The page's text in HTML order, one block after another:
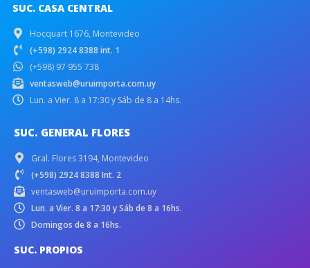
SUC. CASA CENTRAL
Hocquart 1676, Montevideo
(+598) 2924 8388 int. 1
(+598) 97 955 738
ventasweb@uruimporta.com.uy
Lun. a Vier. 8 a 17:30 y Sáb de 8 a 14hs.
SUC. GENERAL FLORES
Gral. Flores 3194, Montevideo
(+598) 2924 8388 Int. 2
ventasweb@uruimporta.com.uy
Lun. a Vier. 8 a 17:30 y Sáb de 8 a 16hs.
Domingos de 8 a 16hs.
SUC. PROPIOS